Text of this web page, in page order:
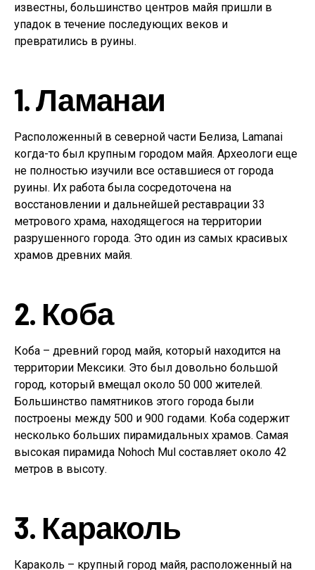
известны, большинство центров майя пришли в
упадок в течение последующих веков и
превратились в руины.
1. Ламанаи
Расположенный в северной части Белиза, Lamanai
когда-то был крупным городом майя. Археологи еще
не полностью изучили все оставшиеся от города
руины. Их работа была сосредоточена на
восстановлении и дальнейшей реставрации 33
метрового храма, находящегося на территории
разрушенного города. Это один из самых красивых
храмов древних майя.
2. Коба
Коба – древний город майя, который находится на
территории Мексики. Это был довольно большой
город, который вмещал около 50 000 жителей.
Большинство памятников этого города были
построены между 500 и 900 годами. Коба содержит
несколько больших пирамидальных храмов. Самая
высокая пирамида Nohoch Mul составляет около 42
метров в высоту.
3. Караколь
Караколь – крупный город майя, расположенный на